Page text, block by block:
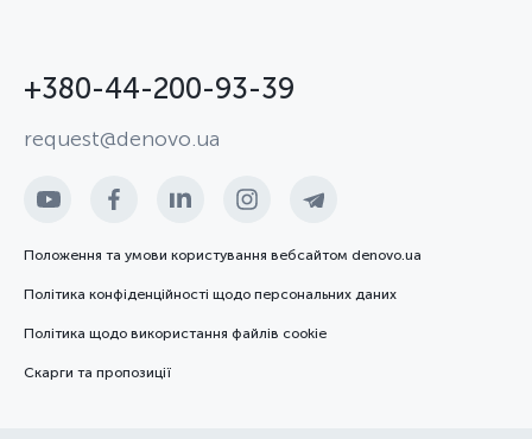
+380-44-200-93-39
request@denovo.ua
Положення та умови користування вебсайтом denovo.ua
Політика конфіденційності щодо персональних даних
Політика щодо використання файлів cookie
Скарги та пропозиції